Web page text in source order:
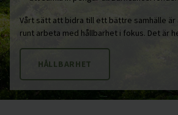
Vårt sätt att bidra till ett bättre samhälle
runt arbeta med hållbarhet i fokus. Det är
HÅLLBARHET